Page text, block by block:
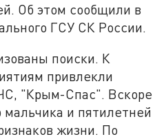
Об этом сообщили в
ГСУ СК России.
поиски. К
привлекли
"Крым-Спас". Вскоре
и пятилетней
жизни. По